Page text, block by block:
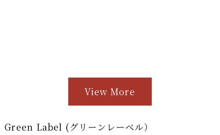
View More
Green Label (グリーンレーベル）